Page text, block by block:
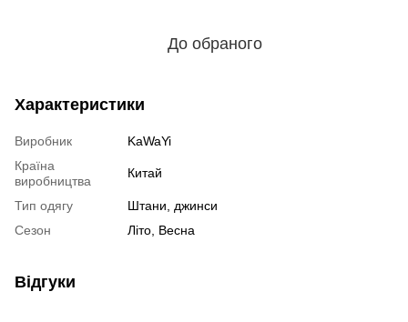
До обраного
Характеристики
Виробник
KaWaYi
Країна
виробництва
Китай
Тип одягу
Штани, джинси
Сезон
Літо, Весна
Відгуки